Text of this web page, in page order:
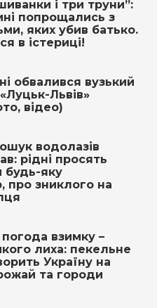
і три труни”:
попрощались з
яких убив батько.
в істериці!
обвалився вузький
Львів»
відео)
вoдoлaзів
рідні просять
будь-яку
про зниклого на
взимку –
лиха: пекельне
Україну на
та городи